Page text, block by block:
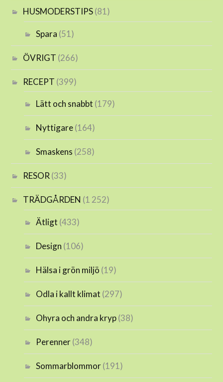
HUSMODERSTIPS(81)
Spara (51)
ÖVRIGT (266)
RECEPT (399)
Lätt och snabbt (179)
Nyttigare(164)
Smaskens (258)
RESOR(33)
TRÄDGÅRDEN (1 252)
Ätligt (433)
Design (106)
Hälsa i grön miljö (19)
Odla i kallt klimat (297)
Ohyra och andra kryp(38)
Perenner(348)
Sommarblommor(191)